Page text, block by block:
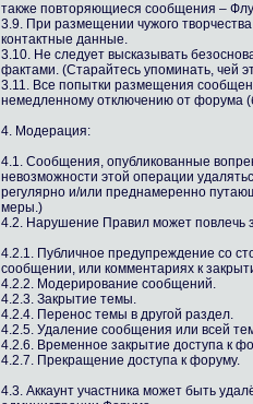
также повторяющиеся сообщения –
3.9. При размещении чужого
контактные данные.
3.10. Не следует высказывать
фактами. (Старайтесь упоминать, чей
3.11. Все попытки размещения
немедленному отключению от форума
4. Модерация:
4.1. Сообщения, опубликованные
невозможности этой операции
регулярно и/или преднамеренно
меры.)
4.2. Нарушение Правил может повлечь
4.2.1. Публичное предупреждение со
сообщении, или комментариях к
4.2.2. Модерирование сообщений.
4.2.3. Закрытие темы.
4.2.4. Перенос темы в другой раздел.
4.2.5. Удаление сообщения или всей
4.2.6. Временное закрытие доступа к
4.2.7. Прекращение доступа к форуму.
4.3. Аккаунт участника может быть